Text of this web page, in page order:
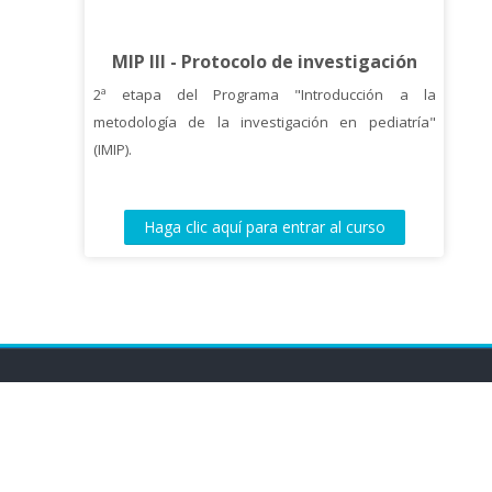
MIP III - Protocolo de investigación
2ª etapa del Programa "Introducción a la
metodología de la investigación en pediatría"
(IMIP).
Haga clic aquí para entrar al curso